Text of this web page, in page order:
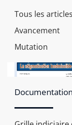
annonces
Tous les articles
Avancement
Mutation
Documentation